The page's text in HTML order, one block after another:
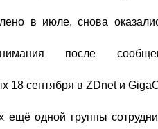
в июле, снова
после
18 сентября в ZDnet и
ещё одной группы